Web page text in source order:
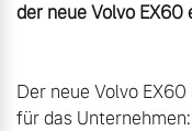
Der neue Volvo
für das